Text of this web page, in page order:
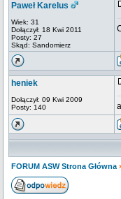
Paweł Karelus
Wiek: 31
Dołączył: 18 Kwi 2011
Posty: 27
Skąd: Sandomierz
heniek
Dołączył: 09 Kwi 2009
Posty: 140
FORUM ASW Strona Główna